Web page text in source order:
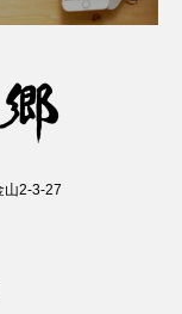
2-3-27